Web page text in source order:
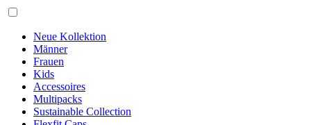
Neue Kollektion
Männer
Frauen
Kids
Accessoires
Multipacks
Sustainable Collection